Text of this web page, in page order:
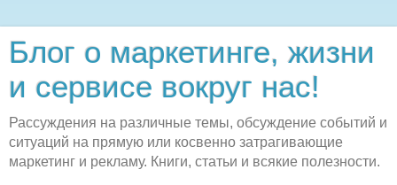
Блог о маркетинге, жизни
и сервисе вокруг нас!
Рассуждения на различные темы, обсуждение событий и
ситуаций на прямую или косвенно затрагивающие
маркетинг и рекламу. Книги, статьи и всякие полезности.